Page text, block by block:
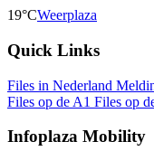
19°CWeerplaza
Quick Links
Files in Nederland
Files op de A1 Files op
Infoplaza Mobility